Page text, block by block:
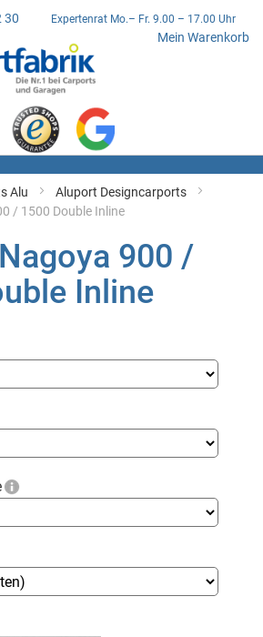
30 Expertenrat Mo.– Fr. 9.00 – 17.00 Uhr
Mein Warenkorb
Alu
Aluport Designcarports
/ 1500 Double Inline
900 /
Inline